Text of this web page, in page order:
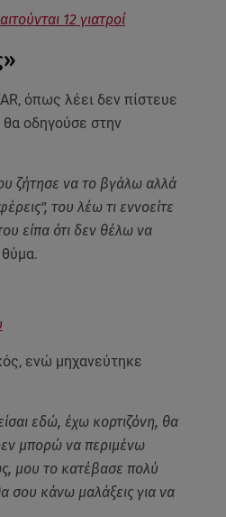
12 γιατροί
όπως λέει δεν πίστευε
θα οδηγούσε στην
ζήτησε να το βγάλω αλλά
του λέω τι εννοείτε
είπα ότι δεν θέλω να
θύμα.
ενώ μηχανεύτηκε
εδώ, έχω κορτιζόνη, θα
μπορώ να περιμένω
μου το κατέβασε πολύ
σου κάνω μαλάξεις για να